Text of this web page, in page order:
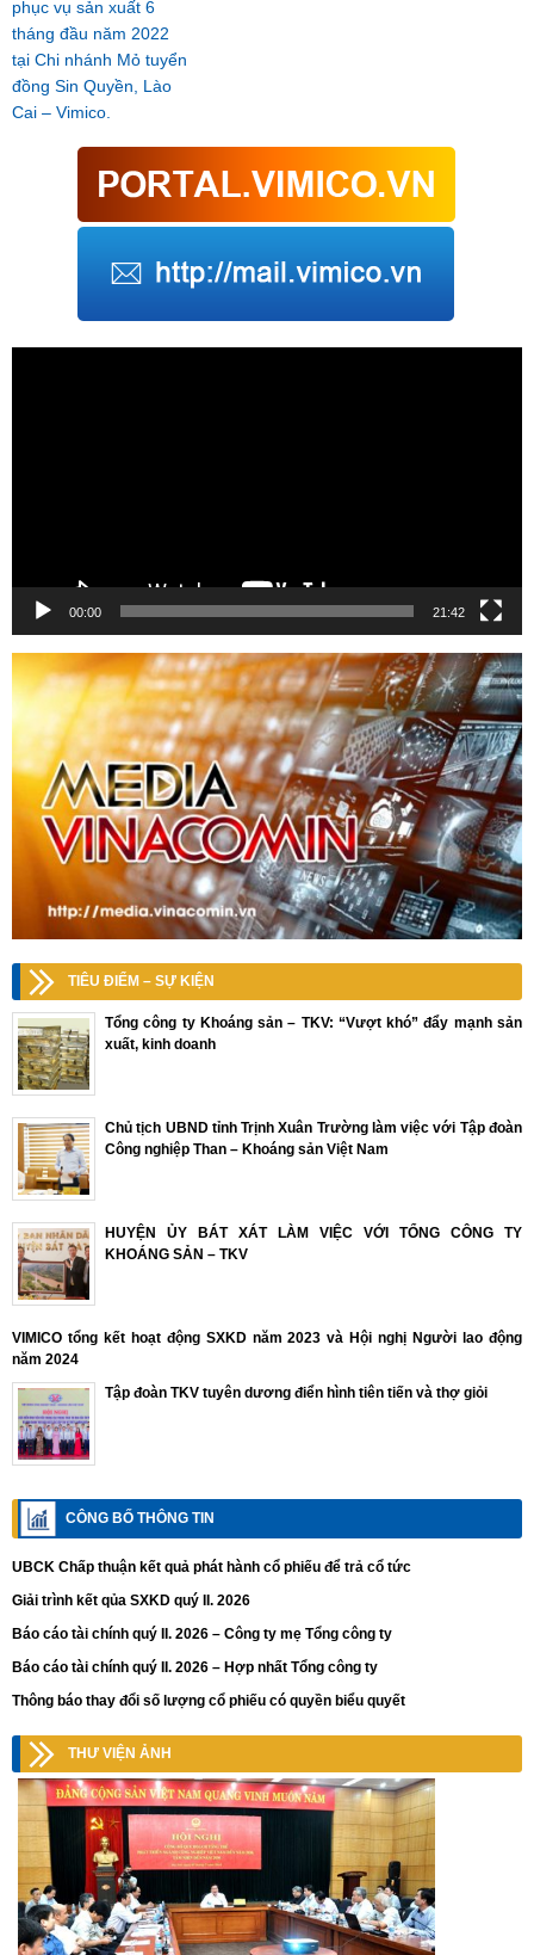
phục vụ sản xuất 6
tháng đầu năm 2022
tại Chi nhánh Mỏ tuyển
đồng Sin Quyền, Lào
Cai – Vimico.
00:00 21:42
TIÊU ĐIỂM – SỰ KIỆN
Tổng công ty Khoáng sản – TKV: “Vượt khó” đẩy mạnh sản
xuất, kinh doanh
Chủ tịch UBND tỉnh Trịnh Xuân Trường làm việc với Tập đoàn
Công nghiệp Than – Khoáng sản Việt Nam
HUYỆN ỦY BÁT XÁT LÀM VIỆC VỚI TỔNG CÔNG TY
KHOÁNG SẢN – TKV
VIMICO tổng kết hoạt động SXKD năm 2023 và Hội nghị Người lao động
năm 2024
Tập đoàn TKV tuyên dương điển hình tiên tiến và thợ giỏi
CÔNG BỐ THÔNG TIN
UBCK Chấp thuận kết quả phát hành cổ phiếu để trả cổ tức
Giải trình kết qủa SXKD quý II. 2026
Báo cáo tài chính quý II. 2026 – Công ty mẹ Tổng công ty
Báo cáo tài chính quý II. 2026 – Hợp nhất Tổng công ty
Thông báo thay đổi số lượng cổ phiếu có quyền biểu quyết
THƯ VIỆN ẢNH